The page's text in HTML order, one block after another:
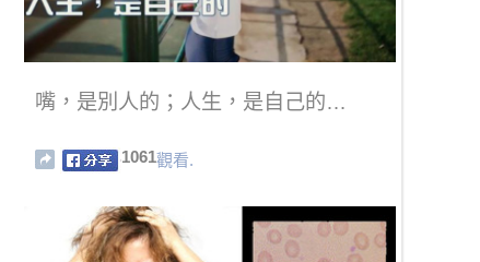
嘴，是別人的；人生，是自己的…
1061觀看.